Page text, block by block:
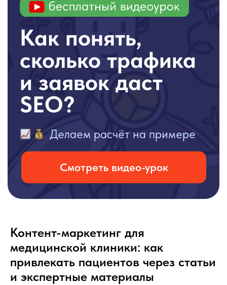
Контент-маркетинг для
медицинской клиники: как
привлекать пациентов через статьи
и экспертные материалы